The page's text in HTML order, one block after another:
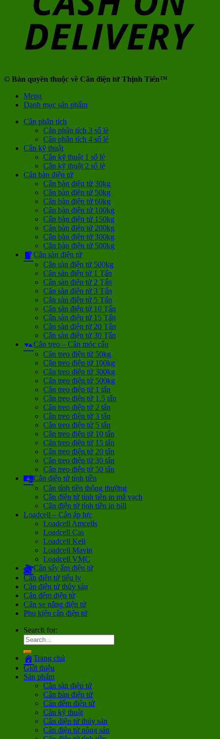
© Bản quyền thuộc về Cân điện tử Thịnh Tiến™
Menu
Danh mục sản phẩm
Cân phân tích
Cân phân tích 3 số lẻ
Cân phân tích 4 số lẻ
Cân kỹ thuật
Cân kỹ thuật 1 số lẻ
Cân kỹ thuật 2 số lẻ
Cân bàn điện tử
Cân bàn điện tử 30kg
Cân bàn điện tử 50kg
Cân bàn điện tử 60kg
Cân bàn điện tử 100kg
Cân bàn điện tử 150kg
Cân bàn điện tử 200kg
Cân bàn điện tử 300kg
Cân bàn điện tử 500kg
Cân sàn điện tử
Cân sàn điện tử 500kg
Cân sàn điện tử 1 Tấn
Cân sàn điện tử 2 Tấn
Cân sàn điện tử 3 Tấn
Cân sàn điện tử 5 Tấn
Cân sàn điện tử 10 Tấn
Cân sàn điện tử 15 Tấn
Cân sàn điện tử 20 Tấn
Cân sàn điện tử 30 Tấn
Cân treo – Cân móc cẩu
Cân treo điện tử 50kg
Cân treo điện tử 100kg
Cân treo điện tử 300kg
Cân treo điện tử 500kg
Cân treo điện tử 1 tấn
Cân treo điện tử 1,5 tấn
Cân treo điện tử 2 tấn
Cân treo điện tử 3 tấn
Cân treo điện tử 5 tấn
Cân treo điện tử 10 tấn
Cân treo điện tử 15 tấn
Cân treo điện tử 20 tấn
Cân treo điện tử 30 tấn
Cân treo điện tử 50 tấn
Cân điện tử tính tiền
Cân tính tiền thông thường
Cân điện tử tính tiền in mã vạch
Cân điện tử tính tiền in bill
Loadcell – Cân áp lực
Loadcell Amcells
Loadcell Cas
Loadcell Keli
Loadcell Mavin
Loadcell VMC
Cân sấy ẩm điện tử
Cân điện tử tiểu ly
Cân điện tử thủy sản
Cân đếm điện tử
Cân xe nâng điện tử
Phụ kiện cân điện tử
Search for:
Trang chủ
Giới thiệu
Sản phẩm
Cân sàn điện tử
Cân bàn điện tử
Cân đếm điện tử
Cân kỹ thuật
Cân điện tử thủy sản
Cân điện tử nông sản